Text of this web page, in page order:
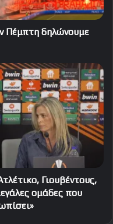
Πέμπτη δηλώνουμε
Γιουβέντους,
ομάδες που